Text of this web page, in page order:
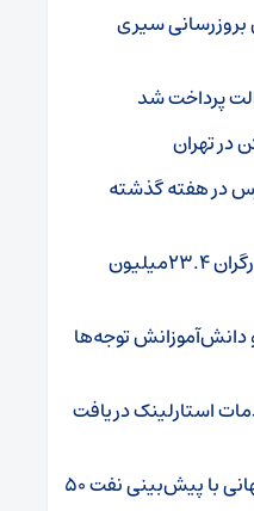
بروزرسانی سیری
پرداخت شد
تهران
در هفته گذشته
هزینه سبد معیشت کارگران ۲۳.۴میلیون
دانش‌آموزانش توجه‌ها
استارلینک دریافت
چشم‌انداز تیره فولاد جهانی با پیش‌بینی نفت ۵۰